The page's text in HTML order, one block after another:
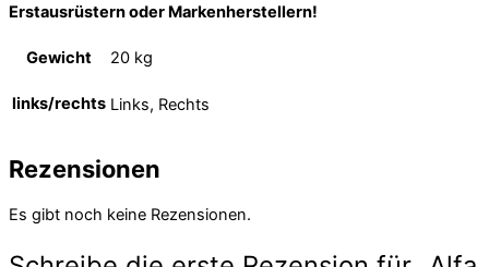
Erstausrüstern oder Markenherstellern!
Gewicht 20 kg
links/rechts Links, Rechts
Rezensionen
Es gibt noch keine Rezensionen.